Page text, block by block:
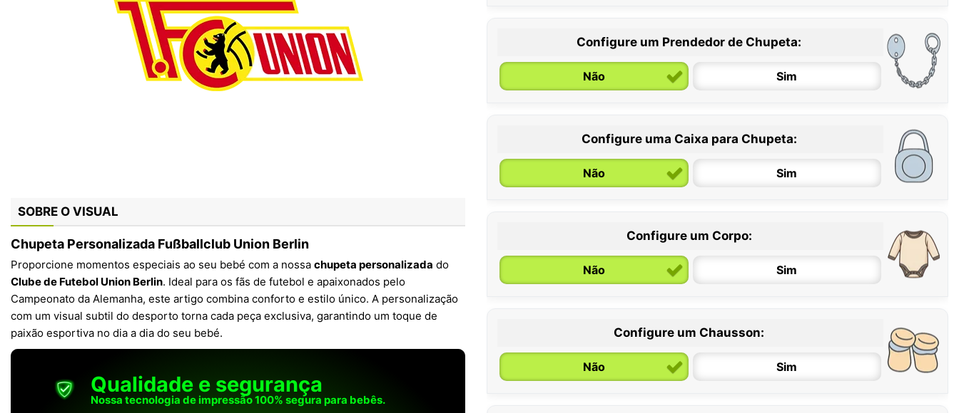
SOBRE O VISUAL
Chupeta Personalizada Fußballclub Union Berlin
Proporcione momentos especiais ao seu bebé com a nossa chupeta personalizada do
Clube de Futebol Union Berlin. Ideal para os fãs de futebol e apaixonados pelo
Campeonato da Alemanha, este artigo combina conforto e estilo único. A personalização
com um visual subtil do desporto torna cada peça exclusiva, garantindo um toque de
paixão esportiva no dia a dia do seu bebé.
Qualidade e segurança
Nossa tecnologia de impressão 100% segura para bebês.
0 / 6 meses
Configure um Prendedor de Chupeta:
Não Sim
Configure uma Caixa para Chupeta:
Não Sim
Configure um Corpo:
Não Sim
6 / 12 meses 12 / 18 meses
Configure um Chausson:
Não Sim